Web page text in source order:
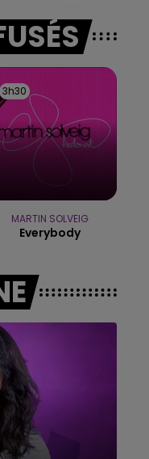
FM
3h30
3h30
MARTIN SOLVEIG
Everybody